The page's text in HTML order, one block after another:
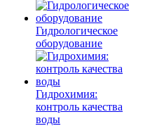
Гидрологическое
оборудование
Гидрохимия:
контроль качества
воды